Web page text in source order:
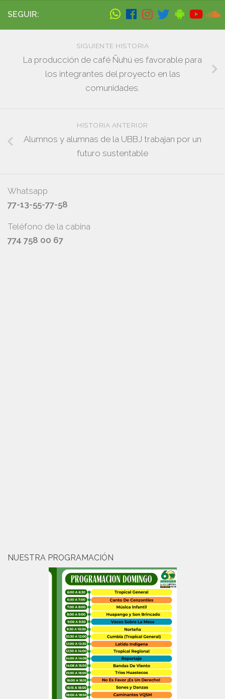
SEGUIR:
SIGUIENTE HISTORIA
La producción de café Ñuhú es favorable para
los integrantes del proyecto en las
comunidades.
HISTORIA ANTERIOR
Alumnos y alumnas de la UBBJ trabajan por un
futuro sustentable
Whatsapp
77-13-55-77-58
Teléfono de la cabina
774 758 00 67
NUESTRA PROGRAMACIÓN